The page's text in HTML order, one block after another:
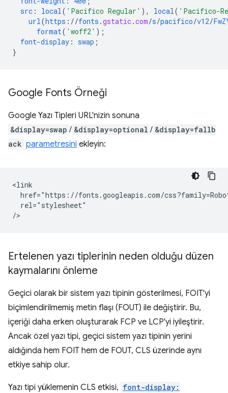
src : local ( 'Pacifico Regular' ), local ( 'Pacifico-
url (https ://fonts .gstatic.com/s/pacifico/v12/
format( 'woff2' );
font-display : swap ;
}
Google Fonts Örneği
Google Yazı Tipleri URL'nizin sonuna
&display=swap / &display=optional / &display=fallb
ack parametresini ekleyin:
<link
href="https://fonts.googleapis.com/
  rel="stylesheet"
Ertelenen yazı tiplerinin neden olduğu düzen
kaymalarını önleme
Geçici olarak bir sistem yazı tipinin gösterilmesi, FOIT'yi
biçimlendirilmemiş metin flaşı (FOUT) ile değiştirir. Bu,
içeriği daha erken oluşturarak FCP ve LCP'yi iyileştirir.
Ancak özel yazı tipi, geçici sistem yazı tipinin yerini
aldığında hem FOIT hem de FOUT, CLS üzerinde aynı
etkiye sahip olur.
Yazı tipi yüklemenin CLS etkisi, font-display: